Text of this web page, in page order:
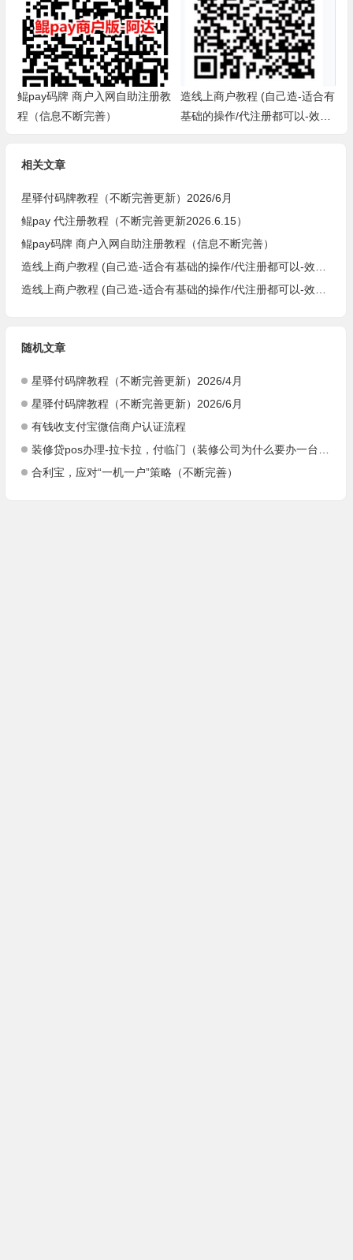
鲲pay码牌 商户入网自助注册教
程（信息不断完善）
造线上商户教程 (自己造-适合有
基础的操作/代注册都可以-效
相关文章
星驿付码牌教程（不断完善更新）2026/6月
鲲pay 代注册教程（不断完善更新2026.6.15）
鲲pay码牌 商户入网自助注册教程（信息不断完善）
随机文章
星驿付码牌教程（不断完善更新）2026/4月
星驿付码牌教程（不断完善更新）2026/6月
有钱收支付宝微信商户认证流程
装修贷pos办理-拉卡拉，付临门（装修公司为什么要办一台pos机）
合利宝，应对“一机一户”策略（不断完善）